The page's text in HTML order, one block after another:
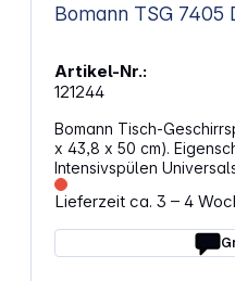
Bomann TSG 7405
Artikel-Nr.:
121244
Bomann Tisch-
x 43,8 x 50 cm). Eigenschaften:
Intensivspülen Universalspülen ECO (Sparspülen)
Gläserspülen Schnellspülen (30 Min.) Geeignet für
6 Maßgedecke LED-Kontrollanzeigen
Spültemperaturen: 45 °C bis 70 °C
Lieferzeit ca. 3 – 4